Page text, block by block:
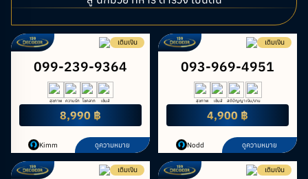
เติมเงิน
099-239-9364
สุขภาพ ความรัก โชคลาภ เซ้นส์
8,990 ฿
Kimm ดูความหมาย
เติมเงิน
093-969-4951
สุขภาพ เซ้นส์ สติปัญญาเงิน/งาน
4,900 ฿
Nodd ดูความหมาย
เติมเงิน เติมเงิน